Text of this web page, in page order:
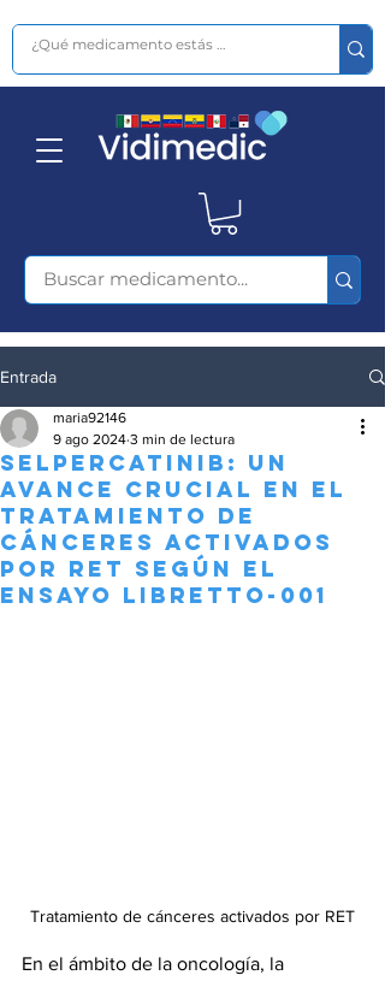
Entrada
Selpercatinib: Un
Avance Crucial en el
Tratamiento de
Cánceres Activados
por RET según el
Ensayo LIBRETTO-001
maria92146
9 ago 2024 3 min de lectura
Tratamiento de cánceres activados por RET
En el ámbito de la oncología, la